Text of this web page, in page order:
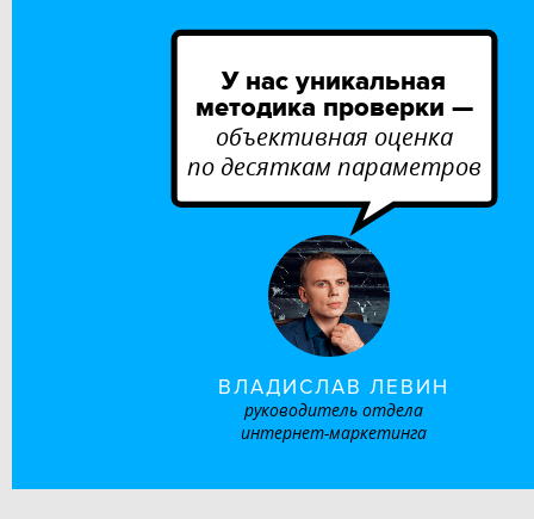
У нас уникальная
методика проверки —
объективная оценка
по десяткам параметров
ВЛАДИСЛАВ ЛЕВИН
руководитель отдела
интернет-маркетинга